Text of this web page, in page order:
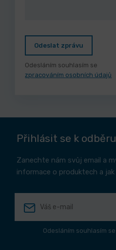
Odeslat zprávu
Odesláním souhlasím se
zpracováním osobních údajů
Přihlásit se k
Zanechte nám svůj email a
informace o produktech a
Odesláním souhlasím se